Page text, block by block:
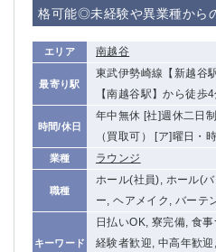
格可能◎未経験や異業種から
エリア 南越谷
最寄り駅
東武伊勢崎線【新越谷
【南越谷駅】から徒歩
時間/休日
年中無休 [社]週休二日
（買取可） [ア]曜日・
業種 ラウンジ
職種
ホール(社員), ホール(
ー, ヘアメイク, バーテ
キーワード
日払いOK, 寮完備, 食
経験者歓迎, 中高年歓
立川（南口）
新宿
中野
府中
中目黒
ひばりヶ丘（北口）
吉祥寺（南口／公園口） 小作
自由が丘
四谷
錦糸
下北沢・経堂
金町
成増駅徒歩3分の好立地！①JR
三軒茶屋（南口）
①歌